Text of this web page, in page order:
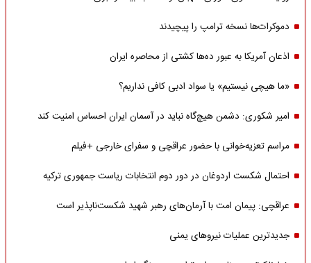
دموکرات‌ها نسخه ترامپ را پیچیدند
اذعان آمریکا به عبور ده‌ها کشتی از محاصره ایران
«ما هیچی نیستیم» یا سواد ادبی کافی نداریم؟
امیر شکوری: دشمن هیچ‌گاه نباید در آسمان ایران احساس امنیت کند
مراسم تعزیه‌خوانی با حضور عراقچی و سفرای خارجی +فیلم
احتمال شکست اردوغان در دور دوم انتخابات ریاست جمهوری ترکیه
عراقچی: پیمان امت با آرمان‌های رهبر شهید شکست‌ناپذیر است
جدیدترین عملیات نیروهای یمنی